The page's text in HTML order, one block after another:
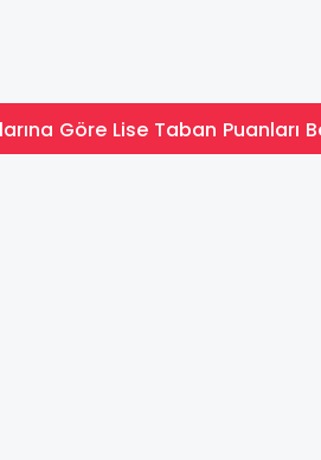
Göre Lise Taban Puanları